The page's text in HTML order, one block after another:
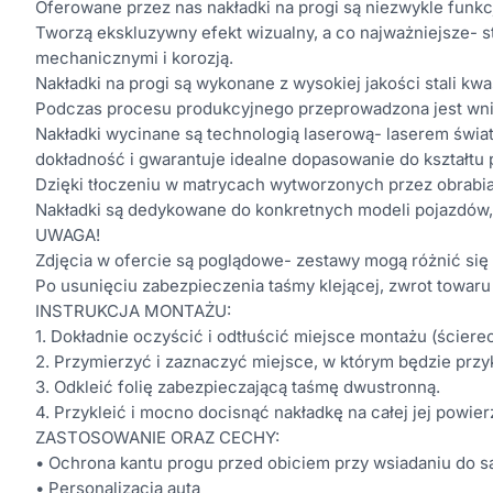
Oferowane przez nas nakładki na progi są niezwykle
Tworzą ekskluzywny efekt wizualny, a co najważniejsze-
mechanicznymi i korozją.
Nakładki na progi są wykonane z wysokiej jakości stali
Podczas procesu produkcyjnego przeprowadzona jest
Nakładki wycinane są technologią laserową- laserem
dokładność i gwarantuje idealne dopasowanie do kształtu
Dzięki tłoczeniu w matrycach wytworzonych przez
Nakładki są dedykowane do konkretnych modeli
UWAGA!
Zdjęcia w ofercie są poglądowe- zestawy mogą różnić
Po usunięciu zabezpieczenia taśmy klejącej, zwrot
INSTRUKCJA MONTAŻU:
1. Dokładnie oczyścić i odtłuścić miejsce montażu
2. Przymierzyć i zaznaczyć miejsce, w którym będzie
3. Odkleić folię zabezpieczającą taśmę dwustronną.
4. Przykleić i mocno docisnąć nakładkę na całej jej
ZASTOSOWANIE ORAZ CECHY:
• Ochrona kantu progu przed obiciem przy wsiadaniu do
• Personalizacja auta